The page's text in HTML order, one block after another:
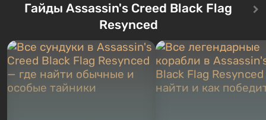
сразу трех персонажей: Майкла,
Тревора и Франклина, между
Жанр и...
Оно же, по задумке
Vault-Tec, должно
Место действия Fallout...
Гайды Assassin's Creed Black Flag
Resynced